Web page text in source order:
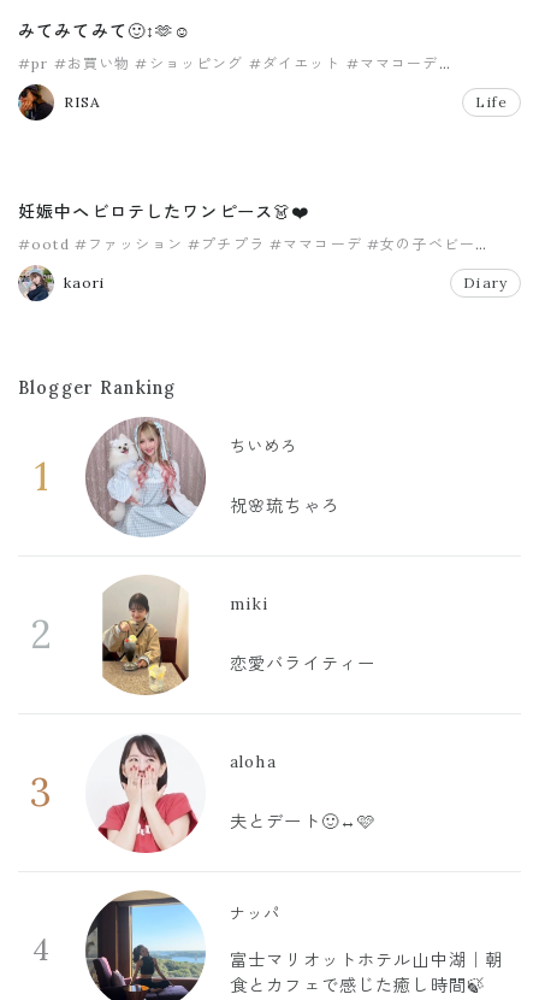
みてみてみて🙂‍↕️🫶☺️
#pr #お買い物 #ショッピング #ダイエット #ママコーデ
#モーニング
RISA
Life
妊娠中ヘビロテしたワンピース👗❤️
#ootd #ファッション #プチプラ #ママコーデ #女の子ベビー
#女の子ママ
kaori
Diary
Blogger Ranking
1
ちいめろ
祝🌸琉ちゃろ
2
miki
恋愛バライティー
3
aloha
夫とデート🙂‍↔️🩷
4
ナッパ
富士マリオットホテル山中湖｜朝
食とカフェで感じた癒し時間🍃